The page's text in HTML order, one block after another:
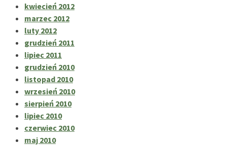
kwiecień 2012
marzec 2012
luty 2012
grudzień 2011
lipiec 2011
grudzień 2010
listopad 2010
wrzesień 2010
sierpień 2010
lipiec 2010
czerwiec 2010
maj 2010